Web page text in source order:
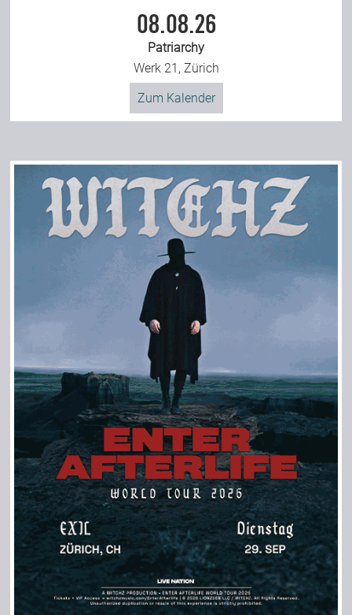
08.08.26
Patriarchy
Werk 21, Zürich
Zum Kalender